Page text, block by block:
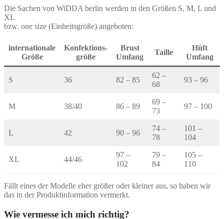
Die Sachen von WiDDA berlin werden in den Größen S, M, L und
XL
bzw. one size (Einheitsgröße) angeboten:
internationale
Größe
Konfektions-
größe
Brust
Umfang
Taille
Hüft
Umfang
S 36 82 – 85
62 –
68
93 – 96
M 38/40 86 – 89
69 –
73
97 – 100
L 42 90 – 96
74 –
78
101 –
104
XL 44/46
97 –
102
79 –
84
105 –
110
Fällt eines der Modelle eher größer oder kleiner aus, so haben wir
das in der Produktinformation vermerkt.
Wie vermesse ich mich richtig?